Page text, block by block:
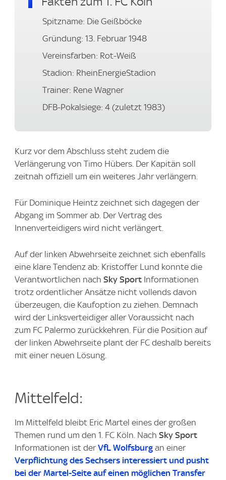
Spitzname: Die Geißböcke
Gründung: 13. Februar 1948
Vereinsfarben: Rot-Weiß
Stadion: RheinEnergieStadion
Trainer: Rene Wagner
DFB-Pokalsiege: 4 (zuletzt 1983)
Kurz vor dem Abschluss steht zudem die
Verlängerung von Timo Hübers. Der Kapitän soll
zeitnah offiziell um ein weiteres Jahr verlängern.
Für Dominique Heintz zeichnet sich dagegen der
Abgang im Sommer ab. Der Vertrag des
Innenverteidigers wird nicht verlängert.
Auf der linken Abwehrseite zeichnet sich ebenfalls
eine klare Tendenz ab: Kristoffer Lund konnte die
Verantwortlichen nach Sky Sport Informationen
trotz ordentlicher Ansätze nicht vollends davon
überzeugen, die Kaufoption zu ziehen. Demnach
wird der Linksverteidiger aller Voraussicht nach
zum FC Palermo zurückkehren. Für die Position auf
der linken Abwehrseite plant der FC deshalb bereits
mit einer neuen Lösung.
Mittelfeld:
Im Mittelfeld bleibt Eric Martel eines der großen
Themen rund um den 1. FC Köln. Nach Sky Sport
Informationen ist der VfL Wolfsburg an einer
Verpflichtung des Sechsers interessiert und pusht
bei der Martel-Seite auf einen möglichen Transfer